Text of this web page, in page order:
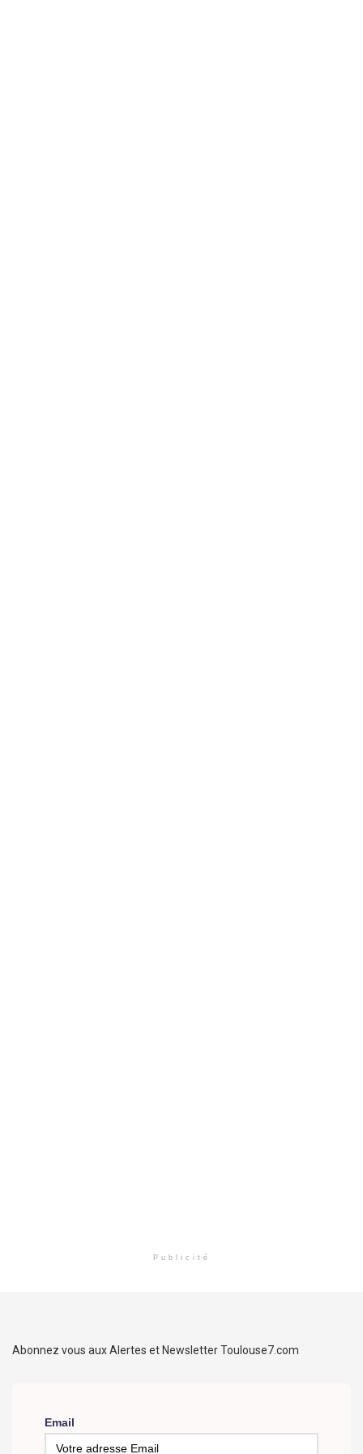
Publicité
Abonnez vous aux Alertes et Newsletter Toulouse7.com
Email